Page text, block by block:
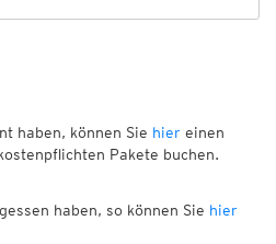
haben, können Sie hier einen
Pakete buchen.
haben, so können Sie hier